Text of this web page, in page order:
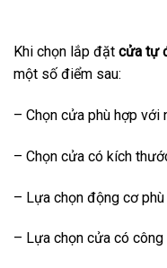
Khi chọn lắp đặt cửa tự
một số điểm sau:
– Chọn cửa phù hợp với
– Chọn cửa có kích
– Lựa chọn động cơ
– Lựa chọn cửa có